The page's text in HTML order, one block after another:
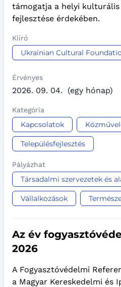
támogatja a helyi
fejlesztése érdekében.
Kiíró
Ukrainian Cultural
Érvényes
2026. 09. 04. (egy hónap)
Kategória
Kapcsolatok
Településfejlesztés
Pályázhat
Társadalmi szervezetek és
Vállalkozások
Az év
2026
A Fogyasztóvédelmi
a Magyar Kereskedelmi és